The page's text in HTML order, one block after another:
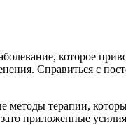
которое
Справиться с
терапии,
приложенные